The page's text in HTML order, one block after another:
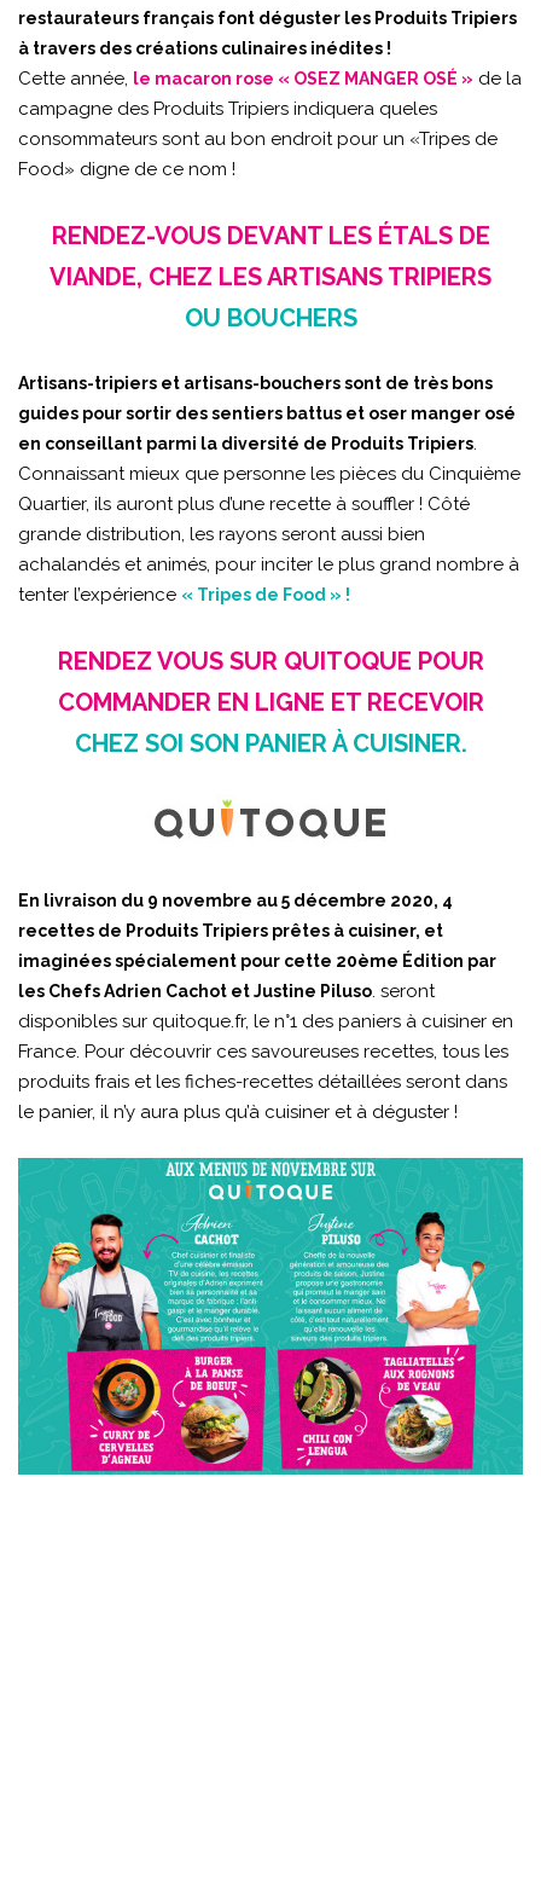
restaurateurs français font déguster les Produits Tripiers
à travers des créations culinaires inédites !
Cette année, le macaron rose « OSEZ MANGER OSÉ » de la
campagne des Produits Tripiers indiquera queles
consommateurs sont au bon endroit pour un «Tripes de
Food» digne de ce nom !
RENDEZ-VOUS DEVANT LES ÉTALS DE
VIANDE, CHEZ LES ARTISANS TRIPIERS
OU BOUCHERS
Artisans-tripiers et artisans-bouchers sont de très bons
guides pour sortir des sentiers battus et oser manger osé
en conseillant parmi la diversité de Produits Tripiers.
Connaissant mieux que personne les pièces du Cinquième
Quartier, ils auront plus d’une recette à souffler ! Côté
grande distribution, les rayons seront aussi bien
achalandés et animés, pour inciter le plus grand nombre à
tenter l’expérience « Tripes de Food » !
RENDEZ VOUS SUR QUITOQUE POUR
COMMANDER EN LIGNE ET RECEVOIR
CHEZ SOI SON PANIER À CUISINER.
En livraison du 9 novembre au 5 décembre 2020, 4
recettes de Produits Tripiers prêtes à cuisiner, et
imaginées spécialement pour cette 20ème Édition par
les Chefs Adrien Cachot et Justine Piluso. seront
disponibles sur quitoque.fr, le n°1 des paniers à cuisiner en
France. Pour découvrir ces savoureuses recettes, tous les
produits frais et les fiches-recettes détaillées seront dans
le panier, il n’y aura plus qu’à cuisiner et à déguster !